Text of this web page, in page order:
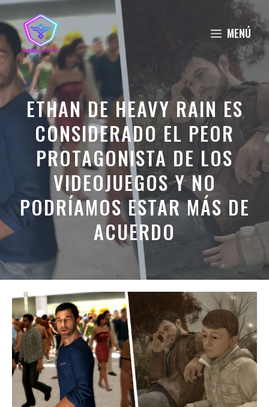
Saltar
al
contenido
MENÚ
ETHAN DE HEAVY RAIN ES
CONSIDERADO EL PEOR
PROTAGONISTA DE LOS
VIDEOJUEGOS Y NO
PODRÍAMOS ESTAR MÁS DE
ACUERDO